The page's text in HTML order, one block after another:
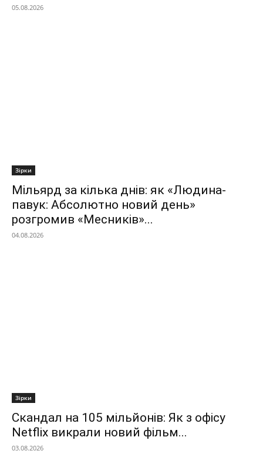
05.08.2026
Зірки
Мільярд за кілька днів: як «Людина-
павук: Абсолютно новий день»
розгромив «Месників»...
04.08.2026
Зірки
Скандал на 105 мільйонів: Як з офісу
Netflix викрали новий фільм...
03.08.2026